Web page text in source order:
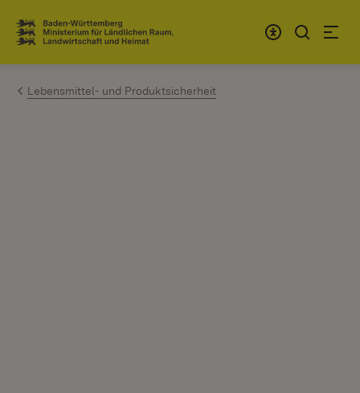
Zum Inhalt springen
Link zur Startseite
Lebensmittel- und Produktsicherheit